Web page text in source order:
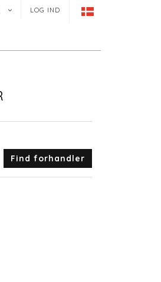
LOG IND
Find forhandler